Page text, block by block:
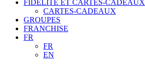
FIDÉLITÉ ET CARTES-CADEAUX
CARTES-CADEAUX
GROUPES
FRANCHISE
FR
FR
EN